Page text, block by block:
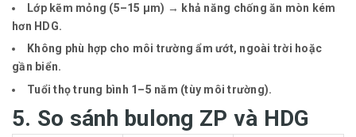
Lớp kẽm mỏng (5–15 µm) → khả năng chống ăn mòn kém
hơn HDG.
Không phù hợp cho môi trường ẩm ướt, ngoài trời hoặc
gần biển.
Tuổi thọ trung bình 1–5 năm (tùy môi trường).
5. So sánh bulong ZP và HDG